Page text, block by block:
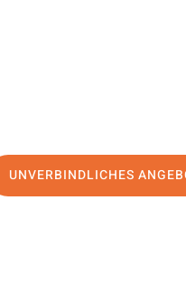
UNVERBINDLICHES